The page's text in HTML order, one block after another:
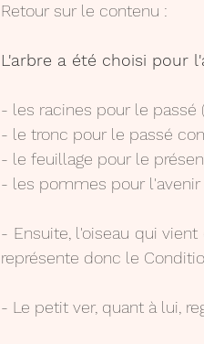
Retour sur le contenu :
L'arbre a été choisi pour
- les racines pour le passé
- le tronc pour le passé
- le feuillage pour le
- les pommes pour l'avenir
- Ensuite, l'oiseau qui
représente donc le
- Le petit ver, quant à lui,